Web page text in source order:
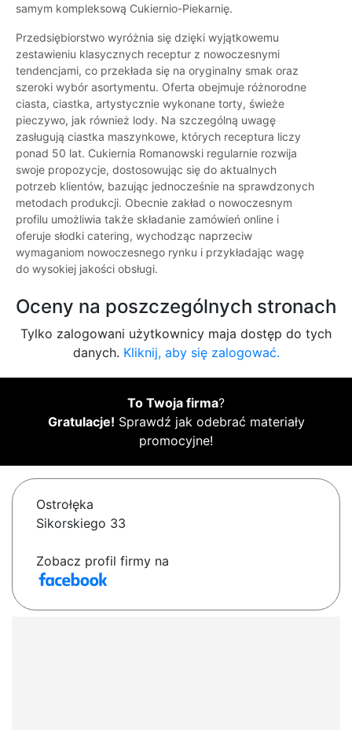
samym kompleksową Cukiernio-Piekarnię.
Przedsiębiorstwo wyróżnia się dzięki wyjątkowemu
zestawieniu klasycznych receptur z nowoczesnymi
tendencjami, co przekłada się na oryginalny smak oraz
szeroki wybór asortymentu. Oferta obejmuje różnorodne
ciasta, ciastka, artystycznie wykonane torty, świeże
pieczywo, jak również lody. Na szczególną uwagę
zasługują ciastka maszynkowe, których receptura liczy
ponad 50 lat. Cukiernia Romanowski regularnie rozwija
swoje propozycje, dostosowując się do aktualnych
potrzeb klientów, bazując jednocześnie na sprawdzonych
metodach produkcji. Obecnie zakład o nowoczesnym
profilu umożliwia także składanie zamówień online i
oferuje słodki catering, wychodząc naprzeciw
wymaganiom nowoczesnego rynku i przykładając wagę
do wysokiej jakości obsługi.
Oceny na poszczególnych stronach
Tylko zalogowani użytkownicy maja dostęp do tych
danych. Kliknij, aby się zalogować.
To Twoja firma?
Gratulacje! Sprawdź jak odebrać materiały
promocyjne!
Ostrołęka
Sikorskiego 33
Zobacz profil firmy na